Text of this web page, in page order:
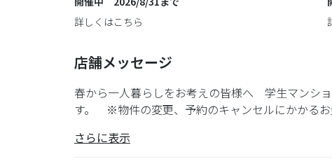
詳しくはこちら
店舗メッセージ
春から一人暮らしをお考えの皆様へ 学生マンシ
す。 ※物件の変更、予約のキャンセルにかかるお
さらに表示